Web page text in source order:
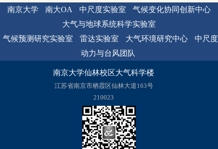
南京大学 南大OA 中尺度实验室
气候变化协同创新中心
大气与地球系统科学实验室
气候预测研究实验室
雷达实验室 大气环境研究中心
中尺度
动力与台风团队
南京大学仙林校区大气科学楼
江苏省南京市栖霞区仙林大道163号
210023